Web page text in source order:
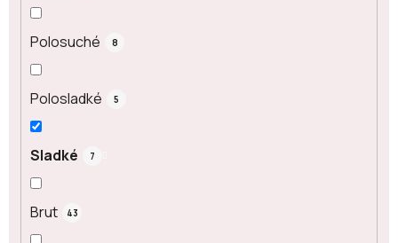
Polosuché 8
Polosladké 5
Sladké 7
Brut 43